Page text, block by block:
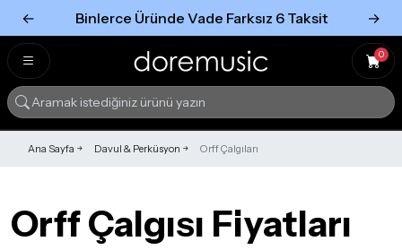
← Binlerce Üründe Vade Farksız 6 Taksit →
0
Ana Sayfa Davul & Perküsyon Orff Çalgıları
Orff Çalgısı Fiyatları
Tümünü Gör
Tümünü gör